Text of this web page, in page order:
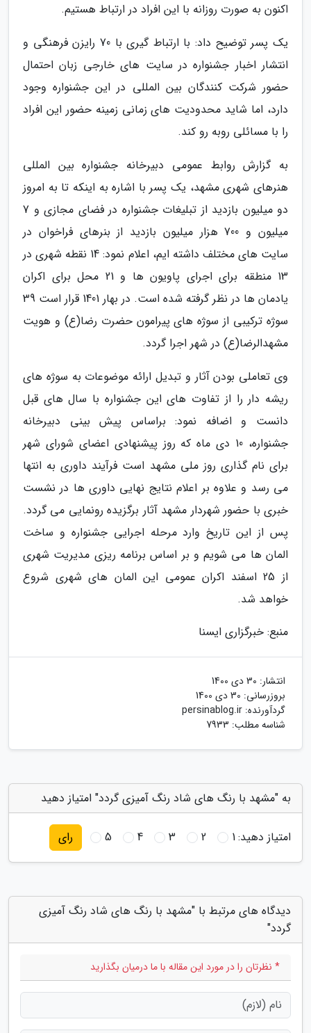
اکنون به صورت روزانه با این افراد در ارتباط هستیم.
یک پسر توضیح داد: با ارتباط گیری با 70 رایزن فرهنگی و
انتشار اخبار جشنواره در سایت های خارجی زبان احتمال
حضور شرکت کنندگان بین المللی در این جشنواره وجود
دارد، اما شاید محدودیت های زمانی زمینه حضور این افراد
را با مسائلی روبه رو کند.
به گزارش روابط عمومی دبیرخانه جشنواره بین المللی
هنرهای شهری مشهد، یک پسر با اشاره به اینکه تا به امروز
دو میلیون بازدید از تبلیغات جشنواره در فضای مجازی و 7
میلیون و 700 هزار میلیون بازدید از بنرهای فراخوان در
سایت های مختلف داشته ایم، اعلام نمود: 14 نقطه شهری در
13 منطقه برای اجرای پاویون ها و 21 محل برای اکران
یادمان ها در نظر گرفته شده است. در بهار 1401 قرار است 39
سوژه ترکیبی از سوژه های پیرامون حضرت رضا(ع) و هویت
مشهدالرضا(ع) در شهر اجرا گردد.
وی تعاملی بودن آثار و تبدیل ارائه موضوعات به سوژه های
ریشه دار را از تفاوت های این جشنواره با سال های قبل
دانست و اضافه نمود: براساس پیش بینی دبیرخانه
جشنواره، 10 دی ماه که روز پیشنهادی اعضای شورای شهر
برای نام گذاری روز ملی مشهد است فرآیند داوری به انتها
می رسد و علاوه بر اعلام نتایج نهایی داوری ها در نشست
خبری با حضور شهردار مشهد آثار برگزیده رونمایی می گردد.
پس از این تاریخ وارد مرحله اجرایی جشنواره و ساخت
المان ها می شویم و بر اساس برنامه ریزی مدیریت شهری
از 25 اسفند اکران عمومی این المان های شهری شروع
خواهد شد.
منبع: خبرگزاری ایسنا
انتشار: 30 دی 1400
بروزرسانی: 30 دی 1400
گردآورنده: persinablog.ir
شناسه مطلب: 7933
به "مشهد با رنگ های شاد رنگ آمیزی گردد" امتیاز دهید
امتیاز دهید:1
2
3
4
5 رای
دیدگاه های مرتبط با "مشهد با رنگ های شاد رنگ آمیزی
گردد"
* نظرتان را در مورد این مقاله با ما درمیان بگذارید